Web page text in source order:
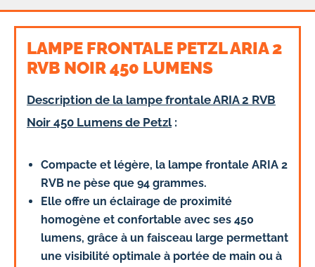
LAMPE FRONTALE PETZL ARIA 2
RVB NOIR 450 LUMENS
Description de la lampe frontale ARIA 2 RVB
Noir 450 Lumens de Petzl:
Compacte et légère, la lampe frontale ARIA 2
RVB ne pèse que 94 grammes.
Elle offre un éclairage de proximité
homogène et confortable avec ses 450
lumens, grâce à un faisceau large permettant
une visibilité optimale à portée de main ou à